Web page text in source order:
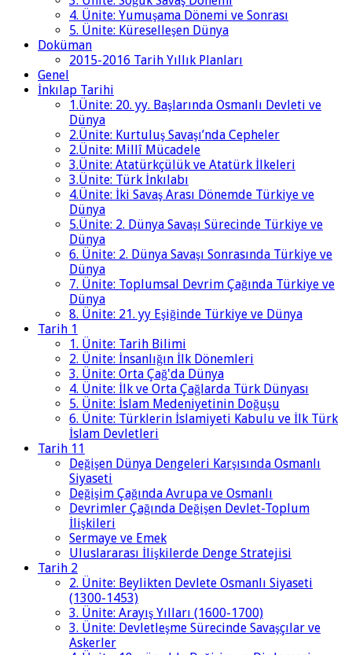
4. Ünite: Yumuşama Dönemi ve Sonrası
5. Ünite: Küreselleşen Dünya
Doküman
2015-2016 Tarih Yıllık Planları
Genel
İnkılap Tarihi
1.Ünite: 20. yy. Başlarında Osmanlı Devleti ve
Dünya
2.Ünite: Kurtuluş Savaşı’nda Cepheler
2.Ünite: Millî Mücadele
3.Ünite: Atatürkçülük ve Atatürk İlkeleri
3.Ünite: Türk İnkılabı
4.Ünite: İki Savaş Arası Dönemde Türkiye ve
Dünya
5.Ünite: 2. Dünya Savaşı Sürecinde Türkiye ve
Dünya
6. Ünite: 2. Dünya Savaşı Sonrasında Türkiye ve
Dünya
7. Ünite: Toplumsal Devrim Çağında Türkiye ve
Dünya
8. Ünite: 21. yy Eşiğinde Türkiye ve Dünya
Tarih 1
1. Ünite: Tarih Bilimi
2. Ünite: İnsanlığın İlk Dönemleri
3. Ünite: Orta Çağ'da Dünya
4. Ünite: İlk ve Orta Çağlarda Türk Dünyası
5. Ünite: İslam Medeniyetinin Doğuşu
6. Ünite: Türklerin İslamiyeti Kabulu ve İlk Türk
İslam Devletleri
Tarih 11
Değişen Dünya Dengeleri Karşısında Osmanlı
Siyaseti
Değişim Çağında Avrupa ve Osmanlı
Devrimler Çağında Değişen Devlet-Toplum
İlişkileri
Sermaye ve Emek
Uluslararası İlişkilerde Denge Stratejisi
Tarih 2
2. Ünite: Beylikten Devlete Osmanlı Siyaseti
(1300-1453)
3. Ünite: Arayış Yılları (1600-1700)
3. Ünite: Devletleşme Sürecinde Savaşçılar ve
Askerler